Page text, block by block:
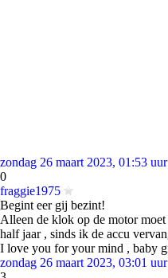
zondag 26 maart 2023, 01:53 uur
0
fraggie1975
Begint eer gij bezint!
Alleen de klok op de motor
half jaar , sinds ik de accu
I love you for your mind , baby
zondag 26 maart 2023, 03:01 uur